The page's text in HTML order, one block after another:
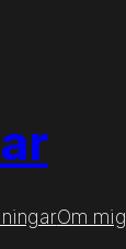
Om mig